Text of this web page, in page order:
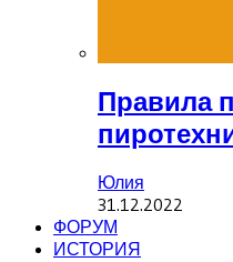
Правила
Юлия
31.12.2022
ФОРУМ
ИСТОРИЯ